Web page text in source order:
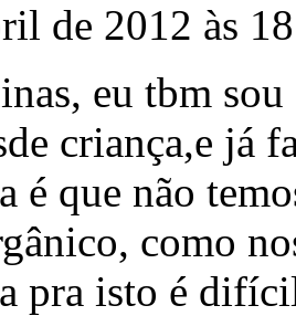
de 2012 às
eu tbm sou
criança,e já
é que não
como
pra isto é